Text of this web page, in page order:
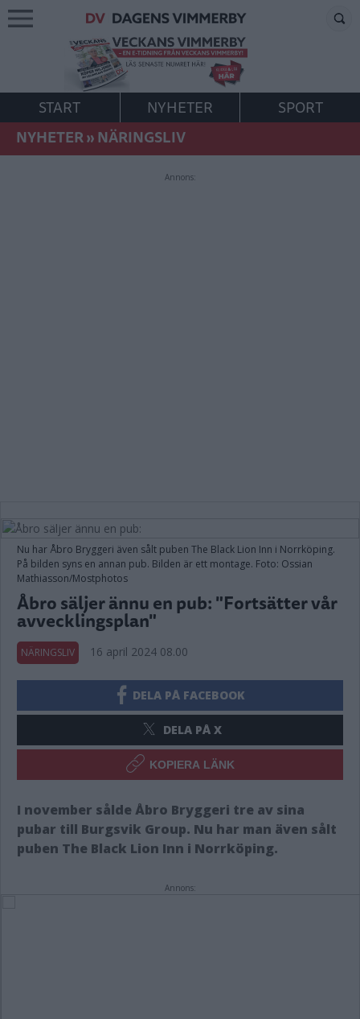
START NYHETER
SPORT
NYHETER»NÄRINGSLIV
Annons:
Nu har Åbro Bryggeri även sålt puben The Black Lion Inn i Norrköping.
På bilden syns en annan pub. Bilden är ett montage. Foto: Ossian
Mathiasson/Mostphotos
Åbro säljer ännu en pub: "Fortsätter vår
avvecklingsplan"
NÄRINGSLIV 16 april 2024 08.00
DELA PÅ FACEBOOK
DELA PÅ X
KOPIERA LÄNK
I november sålde Åbro Bryggeri tre av sina
pubar till Burgsvik Group. Nu har man även sålt
puben The Black Lion Inn i Norrköping.
Annons: